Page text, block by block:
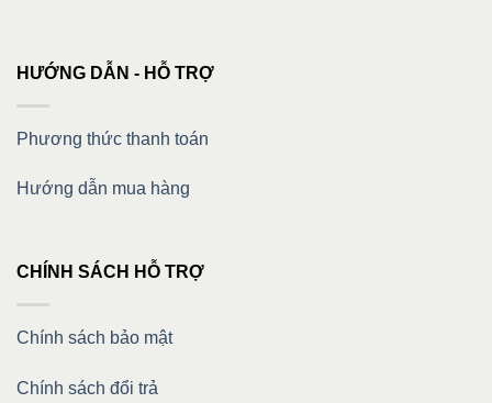
HƯỚNG DẪN - HỖ TRỢ
Phương thức thanh toán
Hướng dẫn mua hàng
CHÍNH SÁCH HỖ TRỢ
Chính sách bảo mật
Chính sách đổi trả